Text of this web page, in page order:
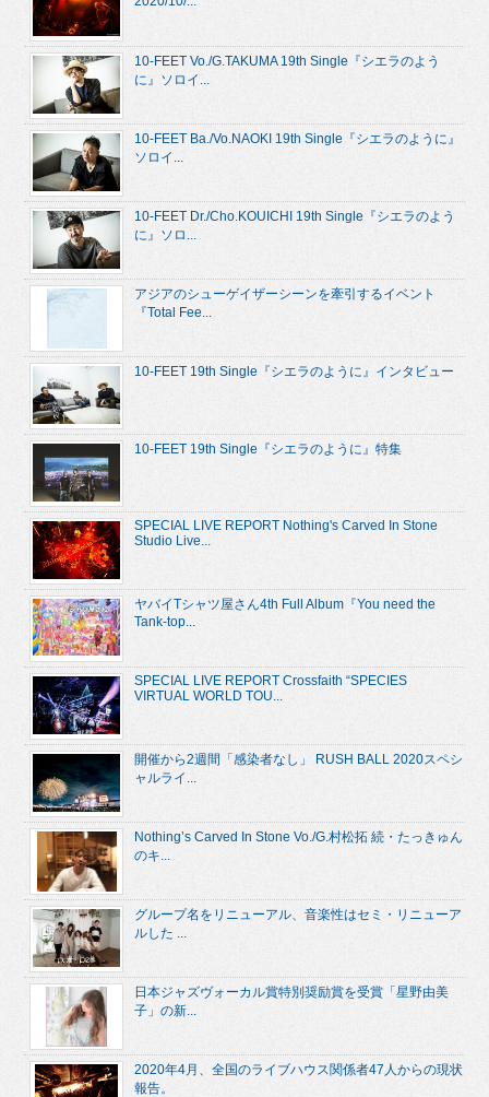
10-FEET Vo./G.TAKUMA 19th Single『シエラのよう
に』ソロイ...
10-FEET Ba./Vo.NAOKI 19th Single『シエラのように』
ソロイ...
10-FEET Dr./Cho.KOUICHI 19th Single『シエラのよう
に』ソロ...
アジアのシューゲイザーシーンを牽引するイベント
『Total Fee...
10-FEET 19th Single『シエラのように』インタビュー
10-FEET 19th Single『シエラのように』特集
SPECIAL LIVE REPORT Nothing's Carved In Stone
Studio Live...
ヤバイTシャツ屋さん4th Full Album『You need the
Tank-top...
SPECIAL LIVE REPORT Crossfaith “SPECIES
VIRTUAL WORLD TOU...
開催から2週間「感染者なし」 RUSH BALL 2020スペシ
ャルライ...
Nothing’s Carved In Stone Vo./G.村松拓 続・たっきゅん
のキ...
グループ名をリニューアル、音楽性はセミ・リニューア
ルした ...
日本ジャズヴォーカル賞特別奨励賞を受賞「星野由美
子」の新...
2020年4月、全国のライブハウス関係者47人からの現状
報告。